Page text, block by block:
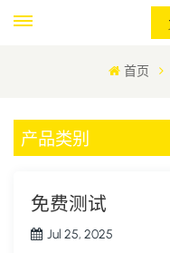
首页
产品类别
免费测试
Jul 25, 2025